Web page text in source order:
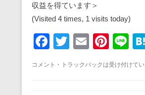
収益を得ています＞
(Visited 4 times, 1 visits today)
F
c
T
tt
E
ail
Pi
nt
er
Li
e
コメント・トラックバックは受け付けてい